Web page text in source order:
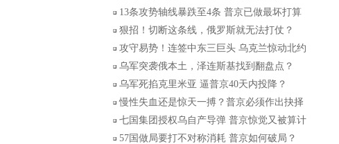
13条攻势轴线暴跌至4条 普京已做最坏打算
狠招！切断这条线，俄罗斯就无法打仗？
攻守易势！连签中东三巨头 乌克兰惊动北约
乌军突袭俄本土，泽连斯基找到翻盘点？
乌军死掐克里米亚 逼普京40天内投降？
慢性失血还是惊天一搏？普京必须作出抉择
七国集团授权乌自产导弹 普京惊觉又被算计
57国做局要打不对称消耗 普京如何破局？